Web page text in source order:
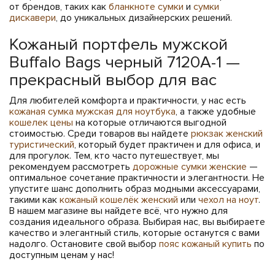
от брендов, таких как бланкноте сумки и сумки
дискавери, до уникальных дизайнерских решений.
Кожаный портфель мужской
Buffalo Bags черный 7120A-1 —
прекрасный выбор для вас
Для любителей комфорта и практичности, у нас есть
кожаная сумка мужская для ноутбука, а также удобные
кошелек цены на которые отличаются выгодной
стоимостью. Среди товаров вы найдете рюкзак женский
туристический, который будет практичен и для офиса, и
для прогулок. Тем, кто часто путешествует, мы
рекомендуем рассмотреть дорожные сумки женские —
оптимальное сочетание практичности и элегантности. Не
упустите шанс дополнить образ модными аксессуарами,
такими как кожаный кошелёк женский или чехол на ноут.
В нашем магазине вы найдете всё, что нужно для
создания идеального образа. Выбирая нас, вы выбираете
качество и элегантный стиль, которые останутся с вами
надолго. Остановите свой выбор пояс кожаный купить по
доступным ценам у нас!